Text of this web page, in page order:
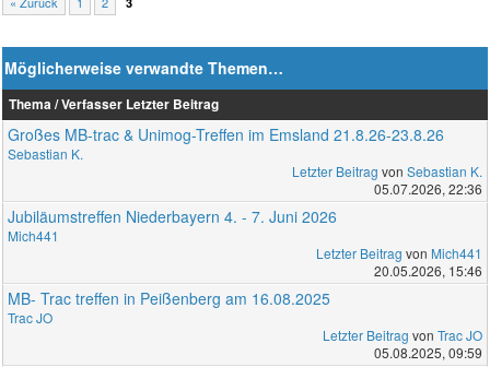
Möglicherweise verwandte Themen…
Thema / Verfasser Letzter Beitrag
Großes MB-trac & Unimog-Treffen im Emsland 21.8.26-23.8.26
Sebastian K.
Letzter Beitrag von Sebastian K.
05.07.2026, 22:36
Jubiläumstreffen Niederbayern 4. - 7. Juni 2026
Mich441
Letzter Beitrag von Mich441
20.05.2026, 15:46
MB- Trac treffen in Peißenberg am 16.08.2025
Trac JO
Letzter Beitrag von Trac JO
05.08.2025, 09:59